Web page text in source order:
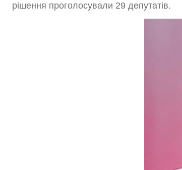
рішення проголосували 29 депутатів.